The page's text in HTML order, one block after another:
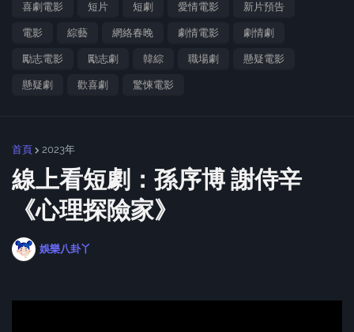
喜劇電影 短片 短劇 愛情電影 新片預告
電影 綜藝 網絡春晚 劇情電影 劇情劇
勵志電影 勵志劇 韓綜 職場劇 懸疑電影
懸疑劇 歡喜劇 驚悚電影
首頁 2023年
線上看短劇：孫序博 謝侍辛
《心理探險家》
娛樂八卦丫